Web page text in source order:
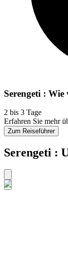
Serengeti :
2 bis 3 Tage
Erfahren Sie mehr
Zum Reiseführer
Serengeti :